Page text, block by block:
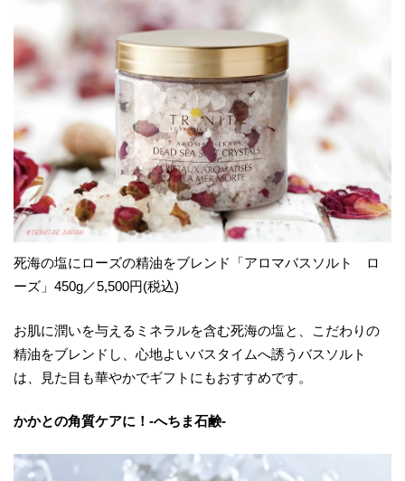
死海の塩にローズの精油をブレンド「アロマバスソルト ロ
ーズ」450g／5,500円(税込)
お肌に潤いを与えるミネラルを含む死海の塩と、こだわりの
精油をブレンドし、心地よいバスタイムへ誘うバスソルト
は、見た目も華やかでギフトにもおすすめです。
かかとの角質ケアに！-へちま石鹸-